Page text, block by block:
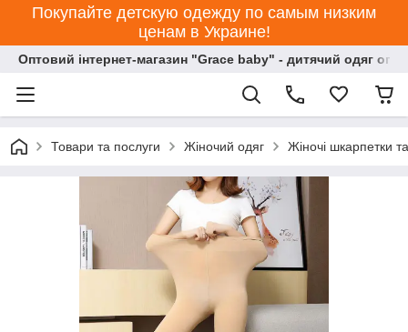
Покупайте детскую одежду по самым низким
ценам в Украине!
Оптовий інтернет-магазин "Grace baby" - дитячий одяг
Товари та послуги Жіночий одяг Жіночі шкарпетки